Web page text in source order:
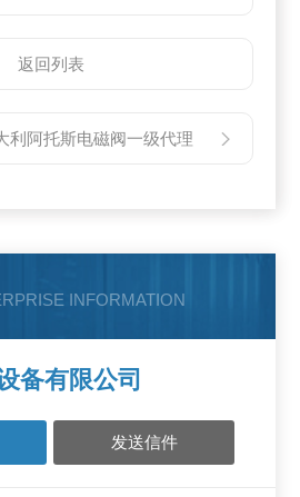
返回列表
利阿托斯电磁阀一级代理
INFORMATION
备有限公司
发送信件